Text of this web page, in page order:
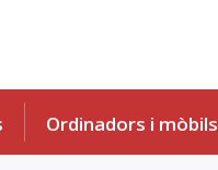
Ordinadors i mòbils